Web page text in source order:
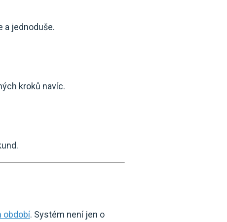
a jednoduše.
kroků navíc.
období. Systém není jen o